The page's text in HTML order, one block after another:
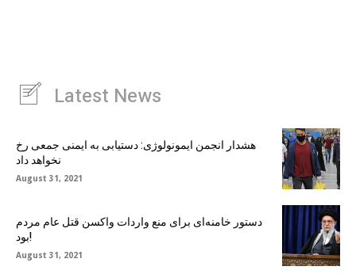
Latest News
هشدار انجمن ایمونولوژی: دستیابی به ایمنی جمعی رخ
نخواهد داد
August 31, 2021
دستور خامنه‌ای برای منع واردات واکسن قتل عام مردم
بود!
August 31, 2021